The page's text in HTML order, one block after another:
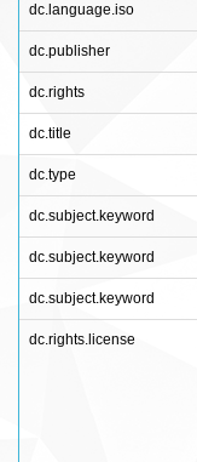
dc.language.iso
dc.publisher
dc.rights
dc.title
dc.type
dc.subject.keyword
dc.subject.keyword
dc.subject.keyword
dc.rights.license